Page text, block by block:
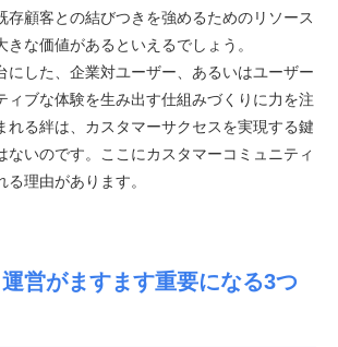
存顧客との結びつきを強めるためのリソース
きな価値があるといえるでしょう。
にした、企業対ユーザー、あるいはユーザー
ィブな体験を生み出す仕組みづくりに力を注
れる絆は、カスタマーサクセスを実現する鍵
ないのです。ここにカスタマーコミュニティ
理由があります。
営がますます重要になる3つ